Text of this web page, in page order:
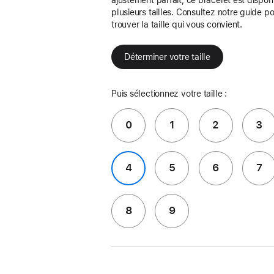
plusieurs tailles. Consultez notre guide
trouver la taille qui vous convient.
Déterminer votre taille
Puis sélectionnez votre taille :
0 1 2 3
4 5 6 7
8 9